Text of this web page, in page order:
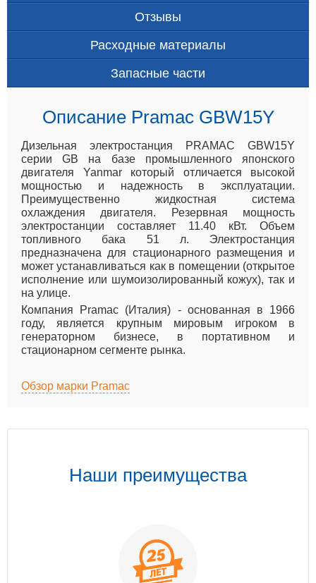
Отзывы
Расходные материалы
Запасные части
Описание Pramac GBW15Y
Дизельная электростанция PRAMAC GBW15Y
серии GB на базе промышленного японского
двигателя Yanmar который отличается высокой
мощностью и надежность в эксплуатации.
Преимущественно жидкостная система
охлаждения двигателя. Резервная мощность
электростанции составляет 11.40 кВт. Объем
топливного бака 51 л. Электростанция
предназначена для стационарного размещения и
может устанавливаться как в помещении (открытое
исполнение или шумоизолированный кожух), так и
на улице.
Компания Pramac (Италия) - основанная в 1966
году, является крупным мировым игроком в
генераторном бизнесе, в портативном и
стационарном сегменте рынка.
Обзор марки Pramac
Наши преимущества